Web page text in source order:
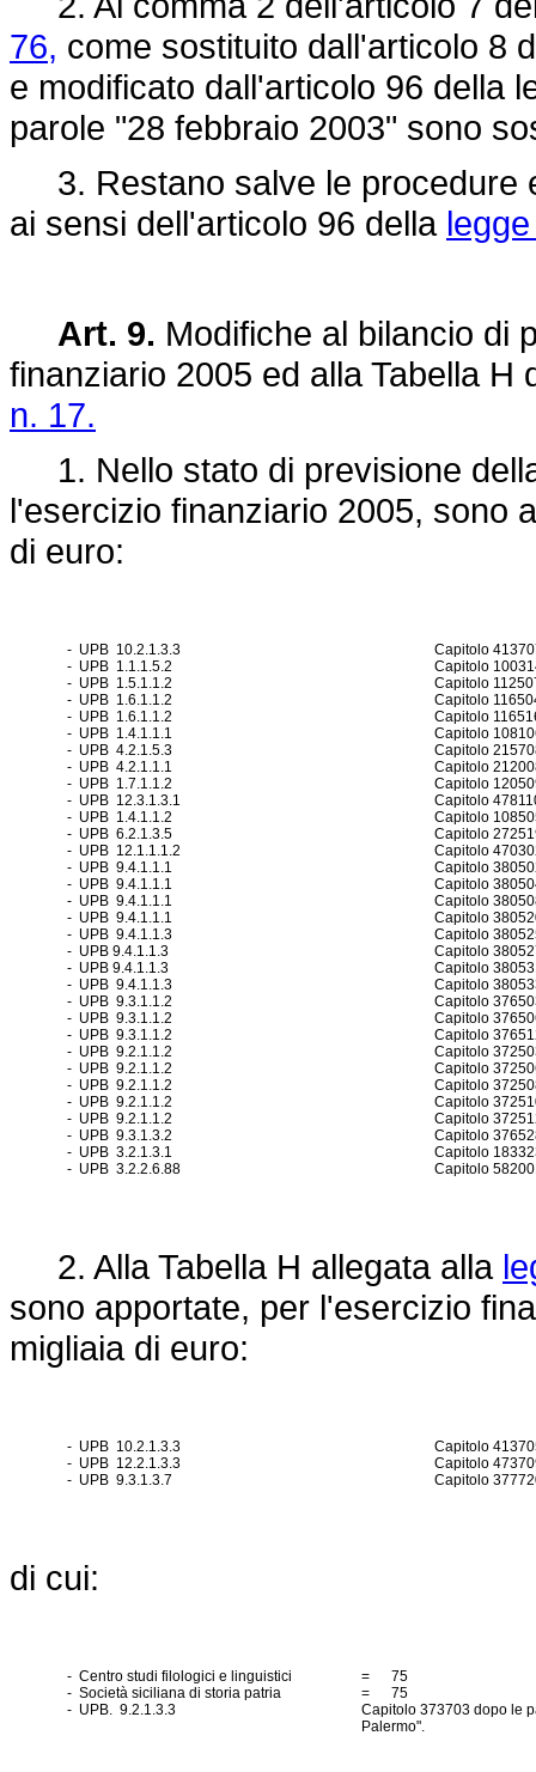
76, come sostituito dall'articolo 8
e modificato dall'articolo 96 della
parole "28 febbraio 2003" sono
3. Restano salve le procedure
ai sensi dell'articolo 96 della
Art. 9. Modifiche al bilancio di
finanziario 2005 ed alla Tabella H
n. 17.
1. Nello stato di previsione
l'esercizio finanziario 2005, sono
di euro:
- UPB 10.2.1.3.3
Capitolo
- UPB 1.1.1.5.2
Capitolo
- UPB 1.5.1.1.2
Capitolo
- UPB 1.6.1.1.2
Capitolo
- UPB 1.6.1.1.2
Capitolo
- UPB 1.4.1.1.1
Capitolo
- UPB 4.2.1.5.3
Capitolo
- UPB 4.2.1.1.1
Capitolo
- UPB 1.7.1.1.2
Capitolo
- UPB 12.3.1.3.1
Capitolo
- UPB 1.4.1.1.2
Capitolo
- UPB 6.2.1.3.5
Capitolo
- UPB 12.1.1.1.2
Capitolo
- UPB 9.4.1.1.1
Capitolo
- UPB 9.4.1.1.1
Capitolo
- UPB 9.4.1.1.1
Capitolo
- UPB 9.4.1.1.1
Capitolo
- UPB 9.4.1.1.3
Capitolo
- UPB 9.4.1.1.3
Capitolo
- UPB 9.4.1.1.3
Capitolo
- UPB 9.4.1.1.3
Capitolo
- UPB 9.3.1.1.2
Capitolo
- UPB 9.3.1.1.2
Capitolo
- UPB 9.3.1.1.2
Capitolo
- UPB 9.2.1.1.2
Capitolo
- UPB 9.2.1.1.2
Capitolo
- UPB 9.2.1.1.2
Capitolo
- UPB 9.2.1.1.2
Capitolo
- UPB 9.2.1.1.2
Capitolo
- UPB 9.3.1.3.2
Capitolo
- UPB 3.2.1.3.1
Capitolo
- UPB 3.2.2.6.88
Capitolo
2. Alla Tabella H allegata alla
sono apportate, per l'esercizio
migliaia di euro:
- UPB 10.2.1.3.3
Capitolo
- UPB 12.2.1.3.3
Capitolo
- UPB 9.3.1.3.7
Capitolo
di cui:
- Centro studi filologici e linguistici
= 75
- Società siciliana di storia patria
= 75
- UPB. 9.2.1.3.3
Capitolo 373703 dopo le
Palermo".